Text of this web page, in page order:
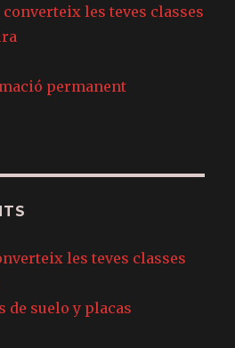
converteix les teves classes
permanent
les teves classes
de suelo y placas